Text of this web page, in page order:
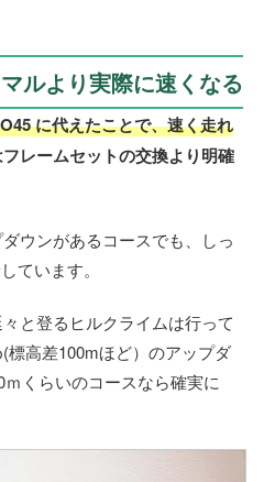
ルより実際に速くなる
に代えたことで、速く走れ
レームセットの交換より明確
ウンがあるコースでも、しっ
ています。
と登るヒルクライムは行って
標高差100mほど）のアップダ
くらいのコースなら確実に